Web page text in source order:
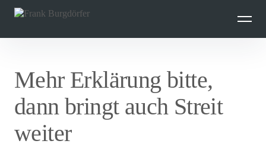
überspringen
Mehr Erklärung bitte,
dann bringt auch Streit
weiter